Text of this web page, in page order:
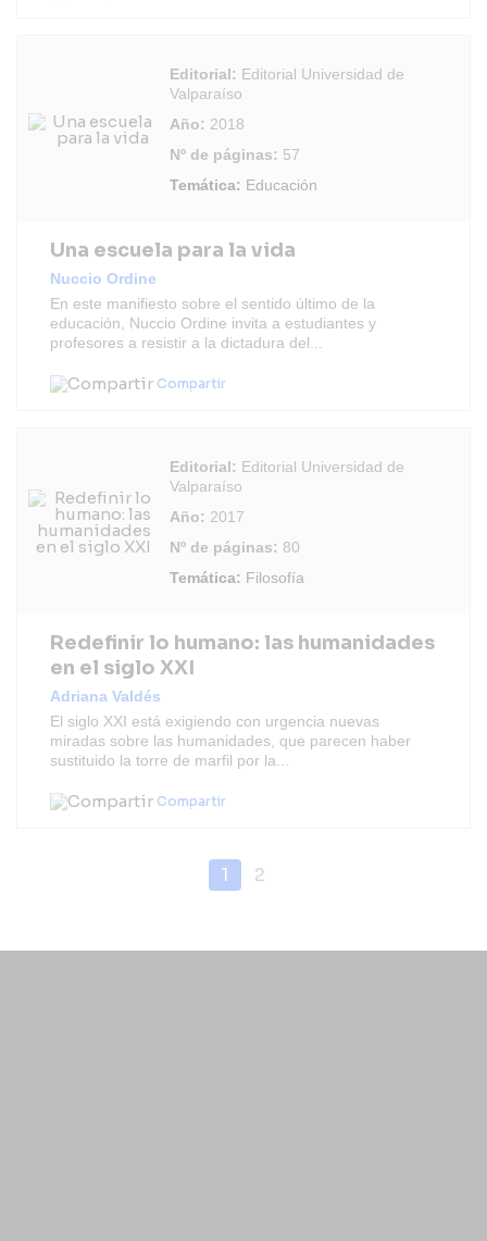
Editorial: Editorial Universidad de
Valparaíso
Año: 2018
Nº de páginas: 57
Temática: Educación
Una escuela para la vida
Nuccio Ordine
En este manifiesto sobre el sentido último de la
educación, Nuccio Ordine invita a estudiantes y
profesores a resistir a la dictadura del...
Compartir
Editorial: Editorial Universidad de
Valparaíso
Año: 2017
Nº de páginas: 80
Temática: Filosofía
Redefinir lo humano: las humanidades
en el siglo XXI
Adriana Valdés
El siglo XXI está exigiendo con urgencia nuevas
miradas sobre las humanidades, que parecen haber
sustituido la torre de marfil por la...
Compartir
1 2